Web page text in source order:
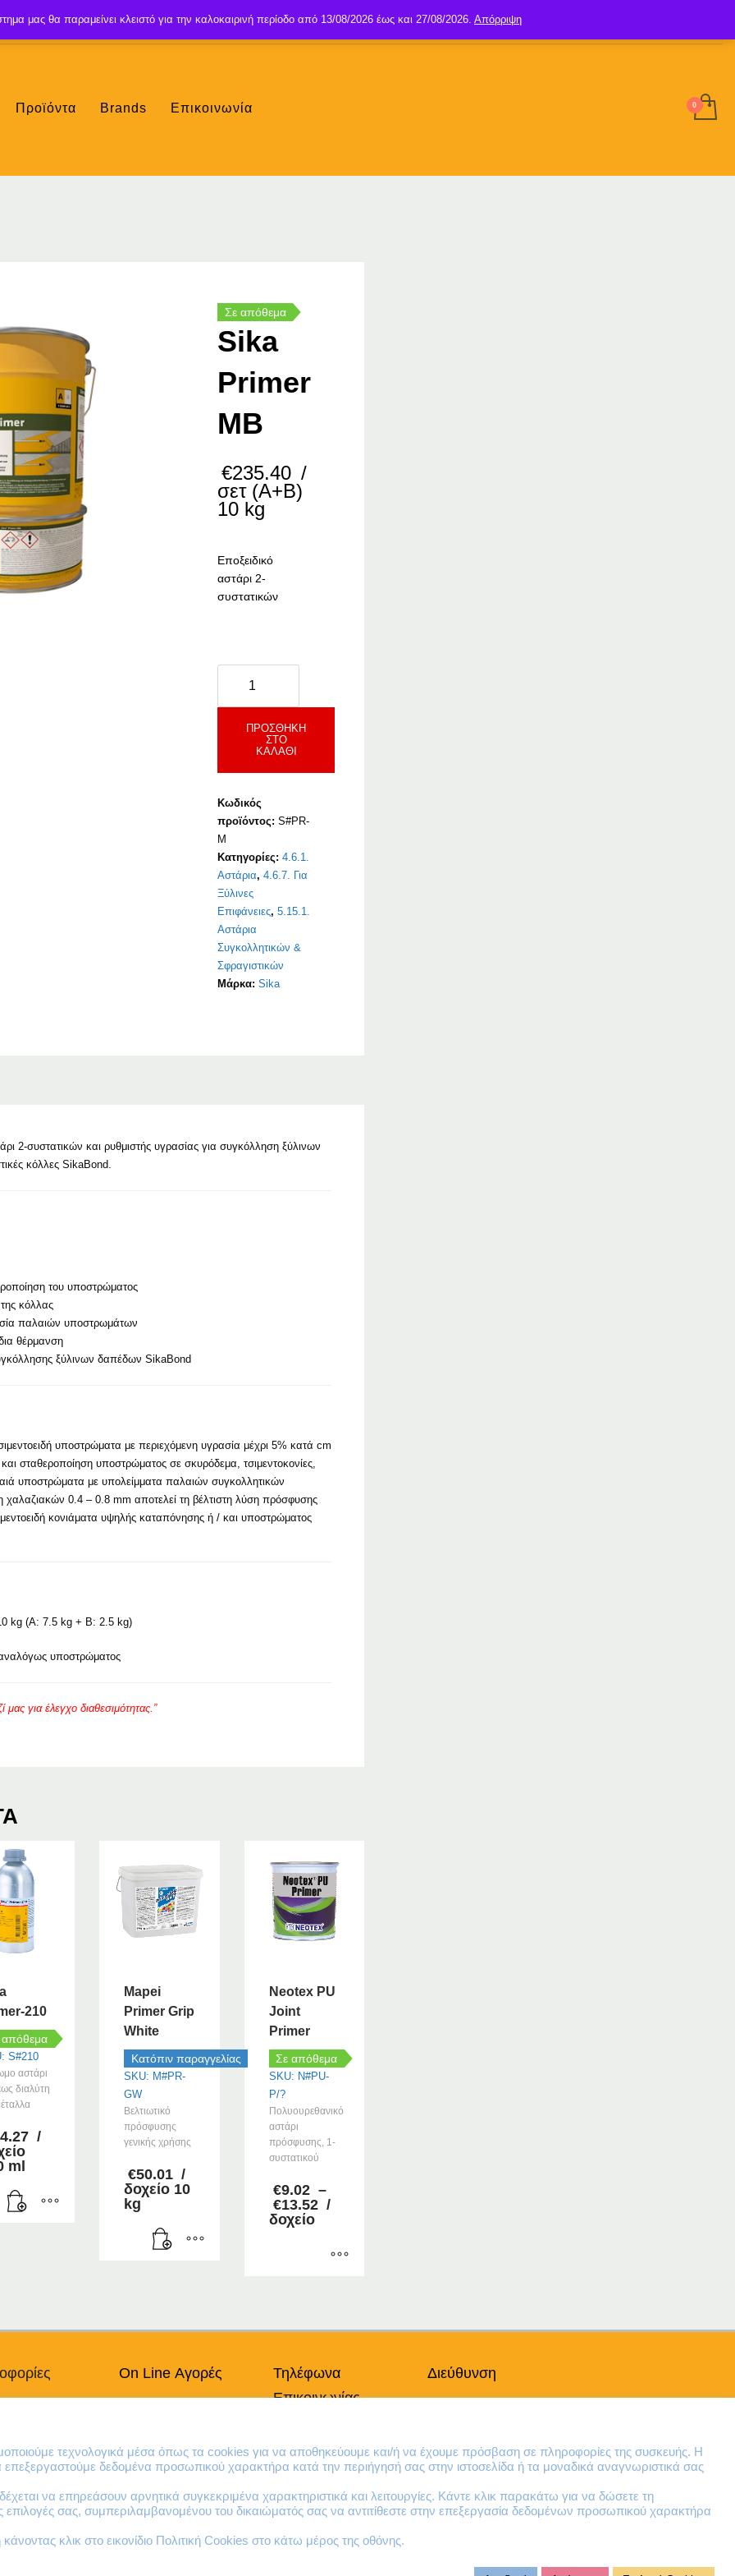
SIGN UP LOGIN
Προϊόντα Brands Επικοινωνία
Σε απόθεμα
Sika
Primer
MB
€235.40 /
σετ (Α+Β)
10 kg
Εποξειδικό
αστάρι 2-
συστατικών
Primer
MB
ποσότηταΠΡΟΣΘΉΚΗ
ΣΤΟ
ΚΑΛΆΘΙ
Κωδικός
προϊόντος:S#PR-
M
Κατηγορίες:4.6.1.
Αστάρια,4.6.7. Για
Ξύλινες
Επιφάνειες,5.15.1.
Αστάρια
Συγκολλητικών &
Σφραγιστικών
Μάρκα:Sika
2-συστατικών και ρυθμιστής υγρασίας για συγκόλληση ξύλινων
κόλλες SikaBond.
του υποστρώματος
κόλλας
παλαιών υποστρωμάτων
θέρμανση
ξύλινων δαπέδων SikaBond
υποστρώματα με περιεχόμενη υγρασία μέχρι 5% κατά cm
σταθεροποίηση υποστρώματος σε σκυρόδεμα, τσιμεντοκονίες,
υποστρώματα με υπολείμματα παλαιών συγκολλητικών
0.4 – 0.8 mm αποτελεί τη βέλτιστη λύση πρόσφυσης
κονιάματα υψηλής καταπόνησης ή / και υποστρώματος
kg (A: 7.5 kg + B: 2.5 kg)
υποστρώματος
για έλεγχο διαθεσιμότητας.”
210
απόθεμα
S#210
αστάρι
διαλύτη
/
ml
Mapei
Primer Grip
White
Κατόπιν παραγγελίας
SKU: M#PR-
GW
Βελτιωτικό
πρόσφυσης
γενικής χρήσης
€50.01 /
δοχείο 10
kg
Neotex PU
Joint
Primer
Σε απόθεμα
SKU: N#PU-
P/?
Πολυουρεθανικό
αστάρι
πρόσφυσης, 1-
συστατικού
€9.02 –
€13.52 Price
through
/
δοχείο
παραλλαγές.
επιλεγούν
σελίδα
του
προϊόντος
On Line Αγορές
Επιστροφές Προϊόντων
Τηλέφωνα
Επικοινωνίας
210 41 13 280
Διεύθυνση
Τ.Κ. 182 33
Email
τεχνολογικά μέσα όπως τα cookies για να αποθηκεύουμε και/ή να έχουμε πρόσβαση σε πληροφορίες της συσκευής. Η
δεδομένα προσωπικού χαρακτήρα κατά την περιήγησή σας στην ιστοσελίδα ή τα μοναδικά αναγνωριστικά σας
να επηρεάσουν αρνητικά συγκεκριμένα χαρακτηριστικά και λειτουργίες. Κάντε κλικ παρακάτω για να δώσετε τη
επιλογές σας, συμπεριλαμβανομένου του δικαιώματός σας να αντιτίθεστε στην επεξεργασία δεδομένων προσωπικού χαρακτήρα
κλικ στο εικονίδιο Πολιτική Cookies στο κάτω μέρος της οθόνης.
μας θα παραμείνει κλειστό για την καλοκαιρινή περίοδο από 13/08/2026 έως και 27/08/2026. Απόρριψη